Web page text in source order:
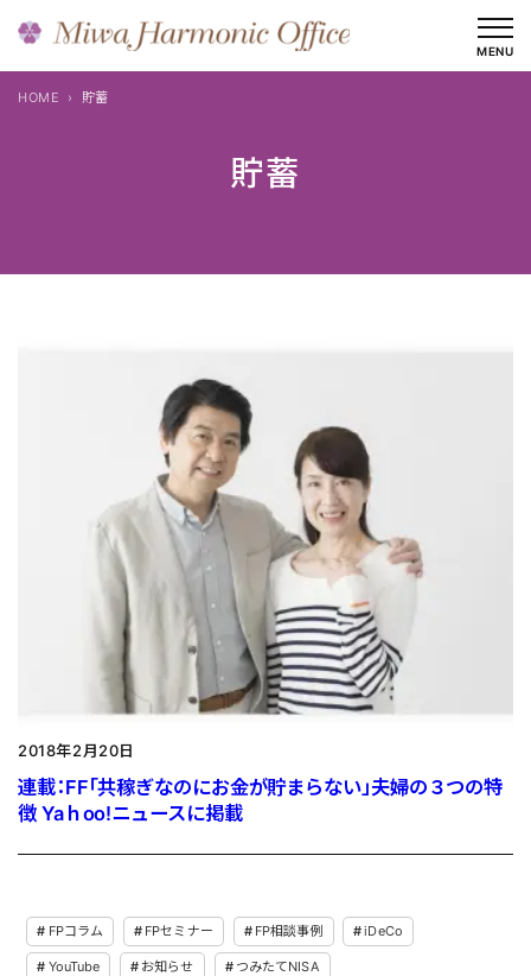
を
MENU
貯蓄
HOME 貯蓄
2018年2月20日
連載：FF「共稼ぎなのにお金が貯まらない」夫婦の３つの特
徴 Yaｈoo!ニュースに掲載
FPコラム FPセミナー FP相談事例 iDeCo
YouTube お知らせ つみたてNISA